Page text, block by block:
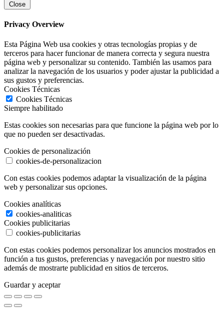
Close
Privacy Overview
Esta Página Web usa cookies y otras tecnologías propias y de
terceros para hacer funcionar de manera correcta y segura nuestra
página web y personalizar su contenido. También las usamos para
analizar la navegación de los usuarios y poder ajustar la publicidad a
sus gustos y preferencias.
Cookies Técnicas
Cookies Técnicas
Siempre habilitado
Estas cookies son necesarias para que funcione la página web por lo
que no pueden ser desactivadas.
Cookies de personalización
cookies-de-personalizacion
Con estas cookies podemos adaptar la visualización de la página
web y personalizar sus opciones.
Cookies analíticas
cookies-analiticas
Cookies publicitarias
cookies-publicitarias
Con estas cookies podemos personalizar los anuncios mostrados en
función a tus gustos, preferencias y navegación por nuestro sitio
además de mostrarte publicidad en sitios de terceros.
Guardar y aceptar